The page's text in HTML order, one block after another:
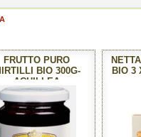
FRUTTO PURO
BIO 300G-
ACHILLEA
BIO 3